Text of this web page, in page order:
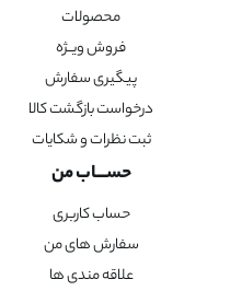
محصولات
فروش ویــژه
پیگیری سفارش
درخواست بازگشت کالا
ثبت نظرات و شکایات
حســـاب من
حساب کاربری
سفارش های من
علاقه مندی ها